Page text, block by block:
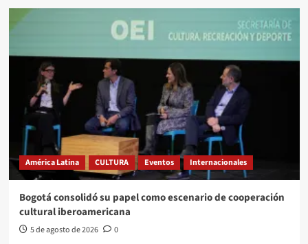
América Latina CULTURA Eventos Internacionales
Bogotá consolidó su papel como escenario de cooperación
cultural iberoamericana
5 de agosto de 2026 0